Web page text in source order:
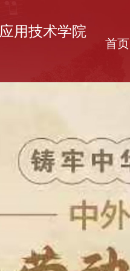
应用技术学院
首页